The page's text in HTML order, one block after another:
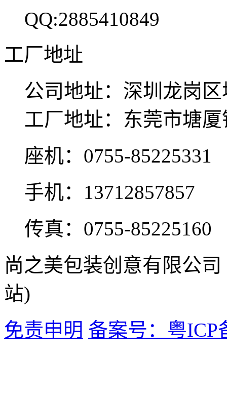
QQ:2885410849
工厂地址
公司地址：深圳龙岗
工厂地址：东莞市塘
座机：0755-85225331
手机：13712857857
传真：0755-85225160
尚之美包装创意有限公
站)
免责申明 备案号：粤ICP